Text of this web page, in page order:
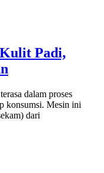
Padi,
dalam proses
konsumsi. Mesin ini
dari